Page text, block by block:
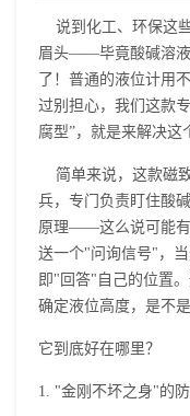
说到化工、环保这
眉头——毕竟酸碱溶液
了！普通的液位计用
过别担心，我们这款
腐型”，就是来解决这
简单来说，这款磁
兵，专门负责盯住酸
原理——这么说可能有
送一个"问询信号"，
即"回答"自己的位置
确定液位高度，是不是
它到底好在哪里？
1. "金刚不坏之身"的防